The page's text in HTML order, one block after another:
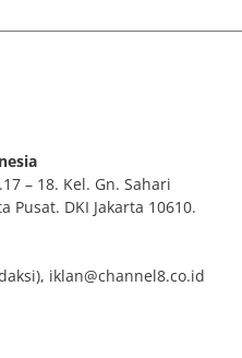
– 18. Kel. Gn. Sahari
Pusat. DKI Jakarta 10610.
iklan@channel8.co.id